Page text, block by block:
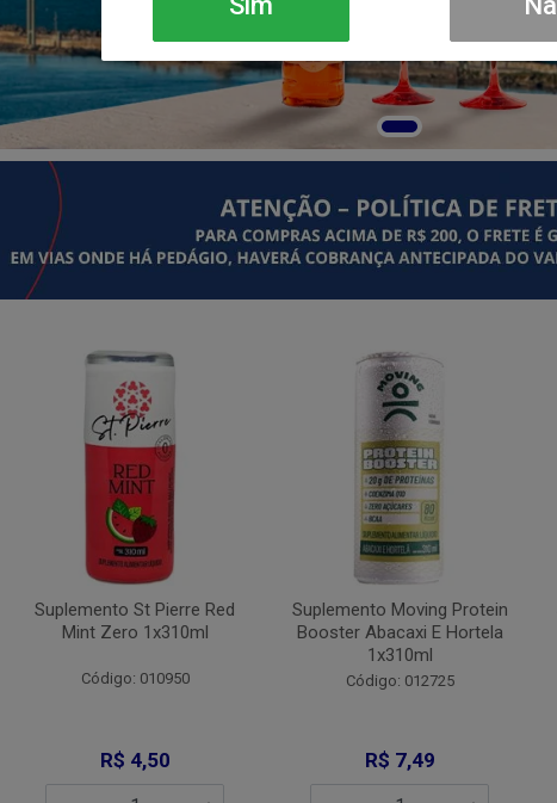
Suplemento St Pierre Red
Mint Zero 1x310ml
Código: 010950
R$ 4,50
Suplemento Moving Protein
Booster Abacaxi E Hortela
1x310ml
Código: 012725
R$ 7,49